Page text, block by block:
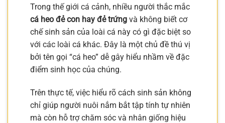
Trong thế giới cá cảnh, nhiều người thắc mắc
cá heo đẻ con hay đẻ trứng và không biết cơ
chế sinh sản của loài cá này có gì đặc biệt so
với các loài cá khác. Đây là một chủ đề thú vị
bởi tên gọi “cá heo” dễ gây hiểu nhầm về đặc
điểm sinh học của chúng.
Trên thực tế, việc hiểu rõ cách sinh sản không
chỉ giúp người nuôi nắm bắt tập tính tự nhiên
mà còn hỗ trợ chăm sóc và nhân giống hiệu